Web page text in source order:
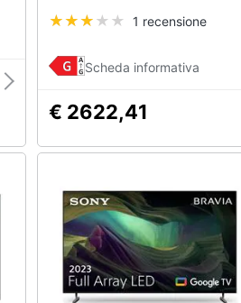
1 recensione
Scheda informativa
€ 2622,41